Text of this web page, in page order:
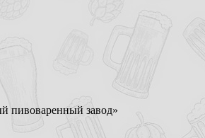
пивоваренный завод»